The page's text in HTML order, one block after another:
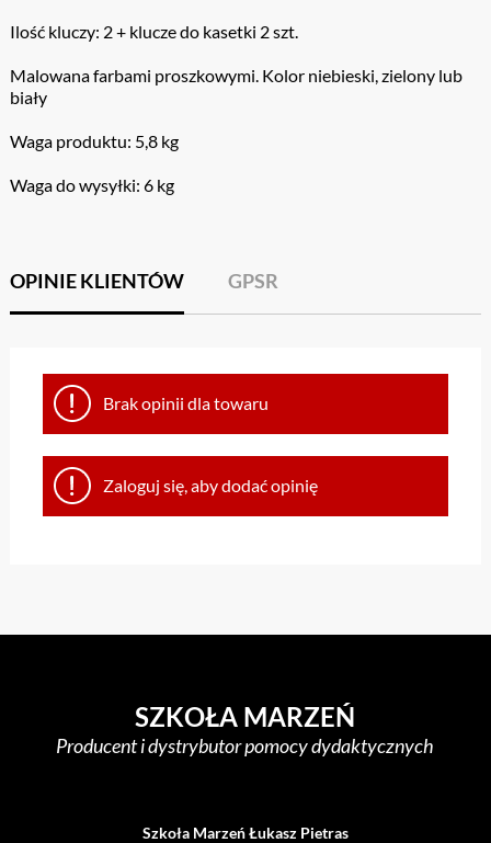
Ilość kluczy: 2 + klucze do kasetki 2 szt.
Malowana farbami proszkowymi. Kolor niebieski, zielony lub
biały
Waga produktu: 5,8 kg
Waga do wysyłki: 6 kg
OPINIE KLIENTÓW GPSR
Brak opinii dla towaru
Zaloguj się, aby dodać opinię
SZKOŁA MARZEŃ
Producent i dystrybutor pomocy dydaktycznych
Szkoła Marzeń Łukasz Pietras